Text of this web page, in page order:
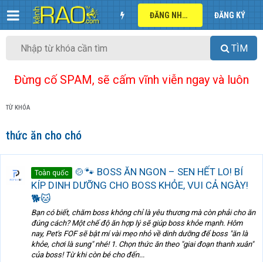
ĐĂNG NHẬP ĐĂNG KÝ
TÌM
Đừng cố SPAM, sẽ cấm vĩnh viễn ngay và luôn
TỪ KHÓA
thức ăn cho chó
Toàn quốc
🍲🐾 BOSS ĂN NGON – SEN HẾT LO! BÍ
KÍP DINH DƯỠNG CHO BOSS KHỎE, VUI CẢ NGÀY!
🐕🐱
Bạn có biết, chăm boss không chỉ là yêu thương mà còn phải cho ăn
đúng cách? Một chế độ ăn hợp lý sẽ giúp boss khỏe mạnh. Hôm
nay, Pet's FOF sẽ bật mí vài mẹo nhỏ về dinh dưỡng để boss "ăn là
khỏe, chơi là sung" nhé! 1. Chọn thức ăn theo "giai đoạn thanh xuân"
của boss! Từ khi còn bé cho đến...